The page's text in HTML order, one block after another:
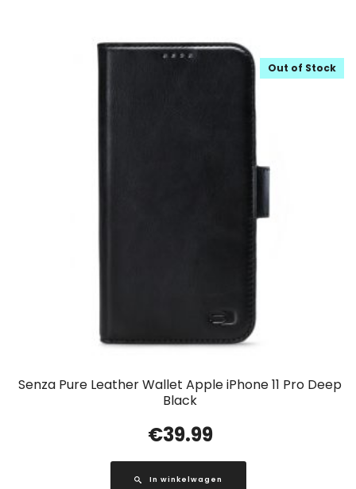
Senza Pure Leather Wallet Apple iPhone 11 Pro Deep
Black
Out of Stock
€39.99
In winkelwagen